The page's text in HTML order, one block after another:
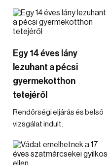
Egy 14 éves lány
lezuhant a pécsi
gyermekotthon
tetejéről
Rendőrségi eljárás és belső
vizsgálat indult.